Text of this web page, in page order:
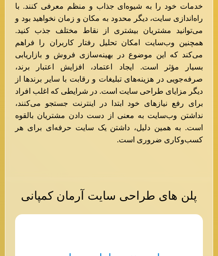
خدمات خود را به شیوه‌ای جذاب و منظم معرفی کنند. با
راه‌اندازی سایت، دیگر محدود به مکان و زمان نخواهید بود و
می‌توانید مشتریان بیشتری از نقاط مختلف جذب کنید.
همچنین وب‌سایت امکان تحلیل رفتار کاربران را فراهم
می‌کند که این موضوع در بهینه‌سازی فروش و بازاریابی
بسیار مؤثر است. ایجاد اعتماد، افزایش اعتبار برند،
صرفه‌جویی در هزینه‌های تبلیغات و رقابت با سایر برندها از
دیگر مزایای طراحی سایت است. در شرایطی که اغلب افراد
برای رفع نیازهای خود ابتدا در اینترنت جستجو می‌کنند،
نداشتن وب‌سایت به معنی از دست دادن مشتریان بالقوه
است. به همین دلیل، داشتن یک سایت حرفه‌ای برای هر
کسب‌وکاری ضروری است.
پلن های طراحی سایت آرمان کمپانی